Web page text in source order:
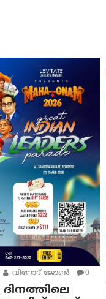
വിനോദ് ജോൺ 0
ദിനത്തിലെ